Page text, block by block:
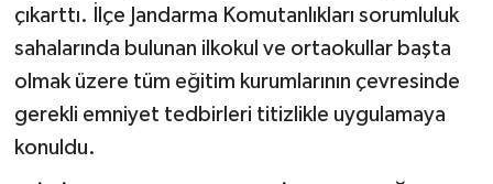
çıkarttı. İlçe Jandarma Komutanlıkları sorumluluk
sahalarında bulunan ilkokul ve ortaokullar başta
olmak üzere tüm eğitim kurumlarının çevresinde
gerekli emniyet tedbirleri titizlikle uygulamaya
konuldu.